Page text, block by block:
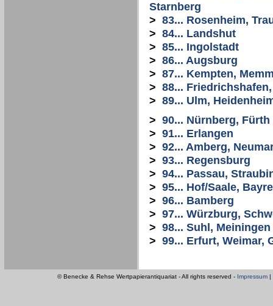
Starnberg
> 83... Rosenheim,
> 84... Landshut
> 85... Ingolstadt
> 86... Augsburg
> 87... Kempten,
> 88...
> 89... Ulm,
> 90... Nürnberg, Fürth
> 91... Erlangen
> 92... Amberg,
> 93... Regensburg
> 94... Passau,
> 95... Hof/Saale,
> 96... Bamberg
> 97... Würzburg,
> 98... Suhl, Meiningen
> 99... Erfurt, Weimar,
© Benecke & Rehse Wertpapierantiquariat - All rights reserved - Impressum |